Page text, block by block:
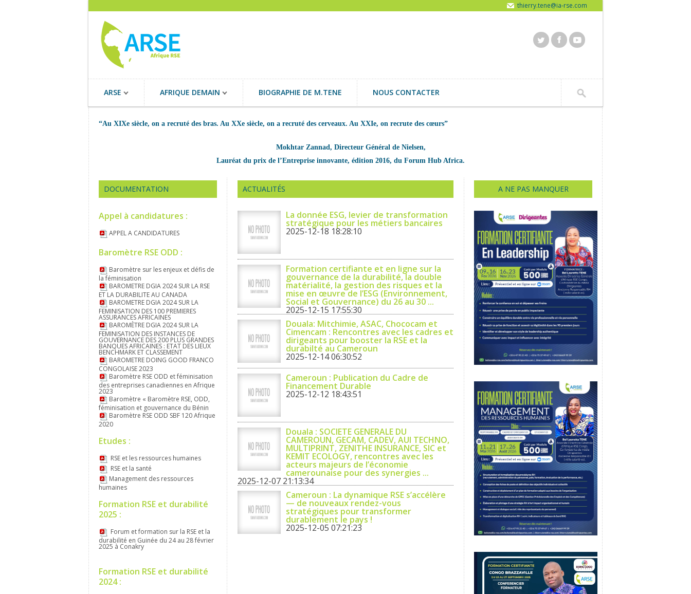
thierry.tene@ia-rse.com
ARSE AFRIQUE DEMAIN BIOGRAPHIE DE M.TENE NOUS CONTACTER
“Au XIXe siècle, on a recruté des bras. Au XXe siècle, on a recruté des cerveaux. Au XXIe, on recrute des cœurs”
Mokhtar Zannad, Directeur Général de Nielsen,
Lauréat du prix de l’Entreprise innovante, édition 2016, du Forum Hub Africa.
DOCUMENTATION
Appel à candidatures :
APPEL A CANDIDATURES
Baromètre RSE ODD :
Baromètre sur les enjeux et défis de
la féminisation
BAROMETRE DGIA 2024 SUR LA RSE
ET LA DURABILITE AU CANADA
BAROMETRE DGIA 2024 SUR LA
FEMINISATION DES 100 PREMIERES
ASSURANCES AFRICAINES
BAROMÈTRE DGIA 2024 SUR LA
FEMINISATION DES INSTANCES DE
GOUVERNANCE DES 200 PLUS GRANDES
BANQUES AFRICAINES : ETAT DES LIEUX
BENCHMARK ET CLASSEMENT
BAROMETRE DOING GOOD FRANCO
CONGOLAISE 2023
Baromètre RSE ODD et féminisation
des entreprises canadiennes en Afrique
2023
Baromètre « Baromètre RSE, ODD,
féminisation et gouvernance du Bénin
Baromètre RSE ODD SBF 120 Afrique
2020
Etudes :
RSE et les ressources humaines
RSE et la santé
Management des ressources
humaines
Formation RSE et durabilité
2025 :
Forum et formation sur la RSE et la
durabilité en Guinée du 24 au 28 février
2025 à Conakry
Formation RSE et durabilité
2024 :
ACTUALITÉS
La donnée ESG, levier de transformation
stratégique pour les métiers bancaires
2025-12-18 18:28:10
Formation certifiante et en ligne sur la
gouvernance de la durabilité, la double
matérialité, la gestion des risques et la
mise en œuvre de l’ESG (Environnement,
Social et Gouvernance) du 26 au 30 ...
2025-12-15 17:55:30
Douala: Mitchimie, ASAC, Chococam et
Cimencam : Rencontres avec les cadres et
dirigeants pour booster la RSE et la
durabilté au Cameroun
2025-12-14 06:30:52
Cameroun : Publication du Cadre de
Financement Durable
2025-12-12 18:43:51
Douala : SOCIETE GENERALE DU
CAMEROUN, GECAM, CADEV, AUI TECHNO,
MULTIPRINT, ZENITHE INSURANCE, SIC et
KEMIT ECOLOGY, rencontres avec les
acteurs majeurs de l’économie
camerounaise pour des synergies ...
2025-12-07 21:13:34
Cameroun : La dynamique RSE s’accélère
— de nouveaux rendez-vous
stratégiques pour transformer
durablement le pays !
2025-12-05 07:21:23
A NE PAS MANQUER